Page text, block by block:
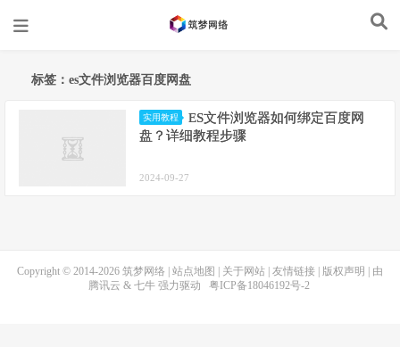
标签：es文件浏览器百度网盘
实用教程
ES文件浏览器如何绑定百度网
盘？详细教程步骤
2024-09-27
Copyright © 2014-2026 筑梦网络 站点地图 关于网站 友情链接 版权声明
| 由
腾讯云 & 七牛强力驱动 粤ICP备18046192号-2